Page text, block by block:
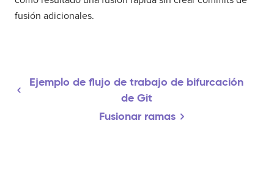
fusión adicionales.
Ejemplo de flujo de trabajo de bifurcación
de Git
Fusionar ramas